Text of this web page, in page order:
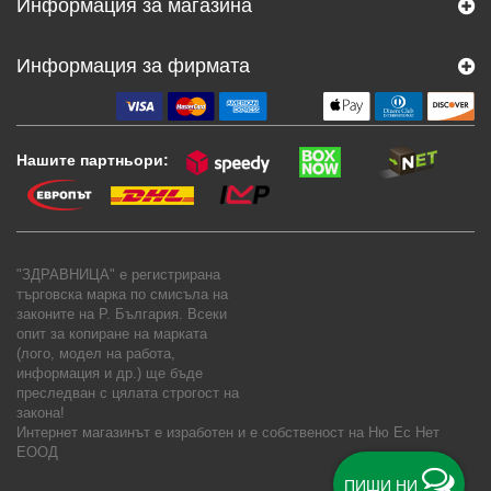
ПИШИ НИ
Информация за магазина
Информация за фирмата
Нашите партньори:
"ЗДРАВНИЦА" е регистрирана
търговска марка по смисъла на
законите на Р. България. Всеки
опит за копиране на марката
(лого, модел на работа,
информация и др.) ще бъде
преследван с цялата строгост на
закона!
Интернет магазинът е изработен и е собственост на Ню Ес Нет
ЕООД